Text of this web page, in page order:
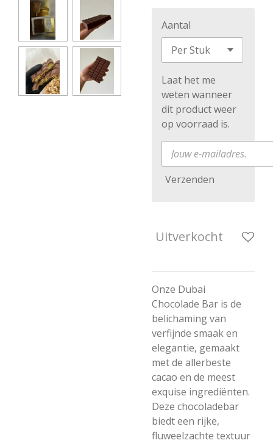
Aantal
Laat het me
weten wanneer
dit product weer
op voorraad is.
Verzenden
Uitverkocht
Onze Dubai
Chocolade Bar is de
belichaming van
verfijnde smaak en
elegantie, gemaakt
met de allerbeste
cacao en de meest
exquise ingrediënten.
Deze chocoladebar
biedt een rijke,
fluweelzachte textuur